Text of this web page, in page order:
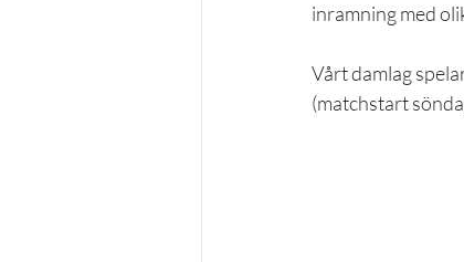
inramning med
Vårt damlag
(matchstart